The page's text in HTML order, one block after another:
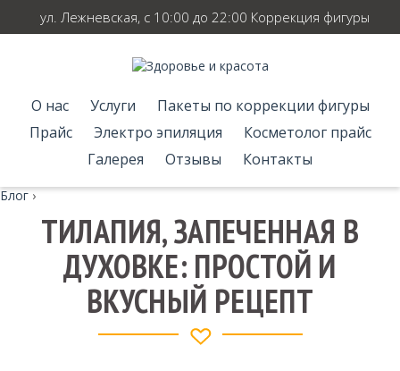
ул. Лежневская, с 10:00 до 22:00 Коррекция фигуры
О нас Услуги
Пакеты по коррекции фигуры
Прайс
Электро эпиляция
Косметолог прайс
Галерея
Отзывы Контакты
Блог ›
ТИЛАПИЯ, ЗАПЕЧЕННАЯ В
ДУХОВКЕ: ПРОСТОЙ И
ВКУСНЫЙ РЕЦЕПТ